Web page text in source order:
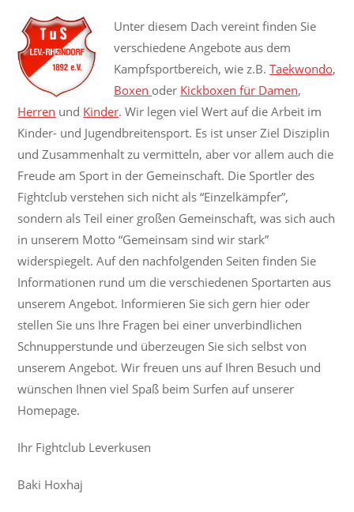
Unter diesem Dach vereint finden Sie
verschiedene Angebote aus dem
Kampfsportbereich, wie z.B. Taekwondo,
Boxen oder Kickboxen für Damen,
Herren und Kinder. Wir legen viel Wert auf die Arbeit im
Kinder- und Jugendbreitensport. Es ist unser Ziel Disziplin
und Zusammenhalt zuvermitteln, aber vor allem auch die
Freude am Sport in der Gemeinschaft. Die Sportler des
Fightclub verstehen sich nicht als “Einzelkämpfer”,
sondern als Teil einer großen Gemeinschaft, was sich auch
in unserem Motto “Gemeinsam sind wir stark”
widerspiegelt. Auf den nachfolgenden Seiten finden Sie
Informationen rund um dieverschiedenen Sportarten aus
unserem Angebot. Informieren Sie sich gern hier oder
stellen Sie uns Ihre Fragen bei einer unverbindlichen
Schnupperstunde und überzeugen Sie sich selbst von
unserem Angebot. Wir freuen uns auf Ihren Besuch und
wünschen Ihnenviel Spaß beim Surfen auf unserer
Homepage.
Ihr Fightclub Leverkusen
Baki Hoxhaj